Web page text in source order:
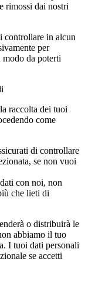
rimossi dai nostri
controllare in alcun
per
da poterti
raccolta dei tuoi
come
di controllare
se non vuoi
con noi, non
che lieti di
o distribuirà le
abbiamo il tuo
I tuoi dati personali
se accetti